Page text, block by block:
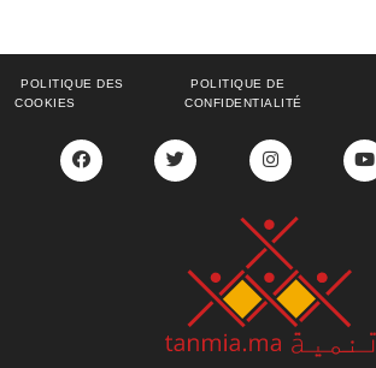
POLITIQUE DES
COOKIES
POLITIQUE DE
CONFIDENTIALITÉ